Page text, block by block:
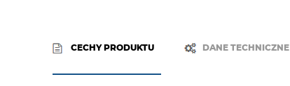
CECHY PRODUKTU DANE TECHNICZNE